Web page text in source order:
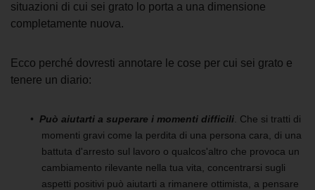
situazioni di cui sei grato lo porta a una dimensione
completamente nuova.
Ecco perché dovresti annotare le cose per cui sei grato e
tenere un diario:
Può aiutarti a superare i momenti difficili. Che si tratti di
momenti gravi come la perdita di una persona cara, di una
battuta d'arresto sul lavoro o qualcos'altro che provoca un
cambiamento rilevante nella tua vita, concentrarsi sugli
aspetti positivi può aiutarti a rimanere ottimista, a pensare